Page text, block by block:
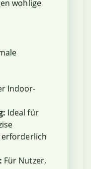
wohlige
Indoor-
Ideal für
Für Nutzer,